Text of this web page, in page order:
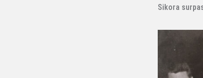
Sikora